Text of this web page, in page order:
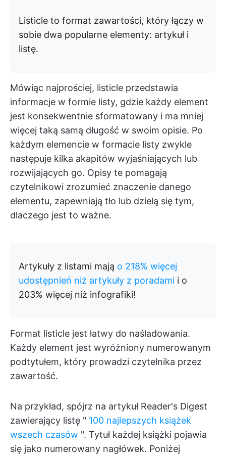
Listicle to format zawartości, który łączy w
sobie dwa popularne elementy: artykuł i
listę.
Mówiąc najprościej, listicle przedstawia
informacje w formie listy, gdzie każdy element
jest konsekwentnie sformatowany i ma mniej
więcej taką samą długość w swoim opisie. Po
każdym elemencie w formacie listy zwykle
następuje kilka akapitów wyjaśniających lub
rozwijających go. Opisy te pomagają
czytelnikowi zrozumieć znaczenie danego
elementu, zapewniają tło lub dzielą się tym,
dlaczego jest to ważne.
Artykuły z listami mają o 218% więcej
udostępnień niż artykuły z poradami i o
203% więcej niż infografiki!
Format listicle jest łatwy do naśladowania.
Każdy element jest wyróżniony numerowanym
podtytułem, który prowadzi czytelnika przez
zawartość.
Na przykład, spójrz na artykuł Reader's Digest
zawierający listę " 100 najlepszych książek
wszech czasów ". Tytuł każdej książki pojawia
się jako numerowany nagłówek. Poniżej